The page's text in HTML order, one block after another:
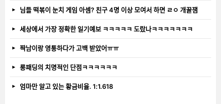
님들 떡볶이 눈치 게임 아셈? 친구 4명 이상 모여서 하면 ㄹㅇ 개꿀잼
세상에서 가장 정확한 일기예보 ㅋㅋㅋㅋㅋ 도랐나ㅋㅋㅋㅋㅋㅋㅋ
짝남이랑 영통하다가 고백 받았어ㅠㅠ
롱패딩의 치명적인 단점ㅋㅋㅋㅋㅋㅋ
엄마만 알고 있는 황금비율. 1:1.618